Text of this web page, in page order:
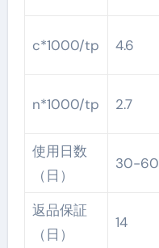
c*1000/tp 4.6
n*1000/tp 2.7
使用日数
（日）
30-60
返品保証
（日）
14